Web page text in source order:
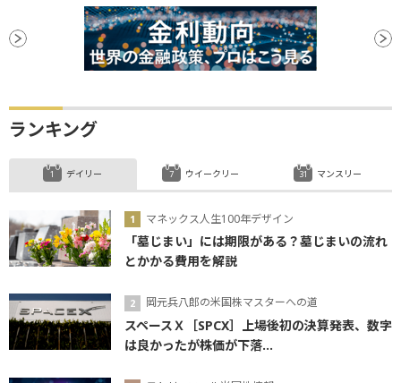
ランキング
デイリー
マネックス人生100年デザイン
「墓じまい」には期限がある？墓じまいの流れ
とかかる費用を解説
岡元兵八郎の米国株マスターへの道
スペースＸ［SPCX］上場後初の決算発表、数字
は良かったが株価が下落...
ウイークリー マンスリー